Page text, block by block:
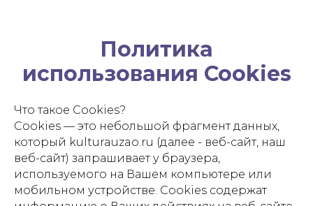
Политика
использования Cookies
Что такое Cookies?
Сookies — это небольшой фрагмент данных,
который kulturauzao.ru (далее - веб-сайт, наш
веб-сайт) запрашивает у браузера,
используемого на Вашем компьютере или
мобильном устройстве. Cookies содержат